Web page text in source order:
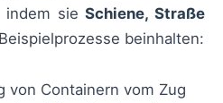
indem sieSchiene, Straße
beinhalten:
von Containern vom Zug